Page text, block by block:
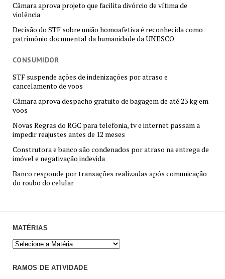
Câmara aprova projeto que facilita divórcio de vítima de
violência
Decisão do STF sobre união homoafetiva é reconhecida como
patrimônio documental da humanidade da UNESCO
CONSUMIDOR
STF suspende ações de indenizações por atraso e
cancelamento de voos
Câmara aprova despacho gratuito de bagagem de até 23 kg em
voos
Novas Regras do RGC para telefonia, tv e internet passam a
impedir reajustes antes de 12 meses
Construtora e banco são condenados por atraso na entrega de
imóvel e negativação indevida
Banco responde por transações realizadas após comunicação
do roubo do celular
MATÉRIAS
RAMOS DE ATIVIDADE